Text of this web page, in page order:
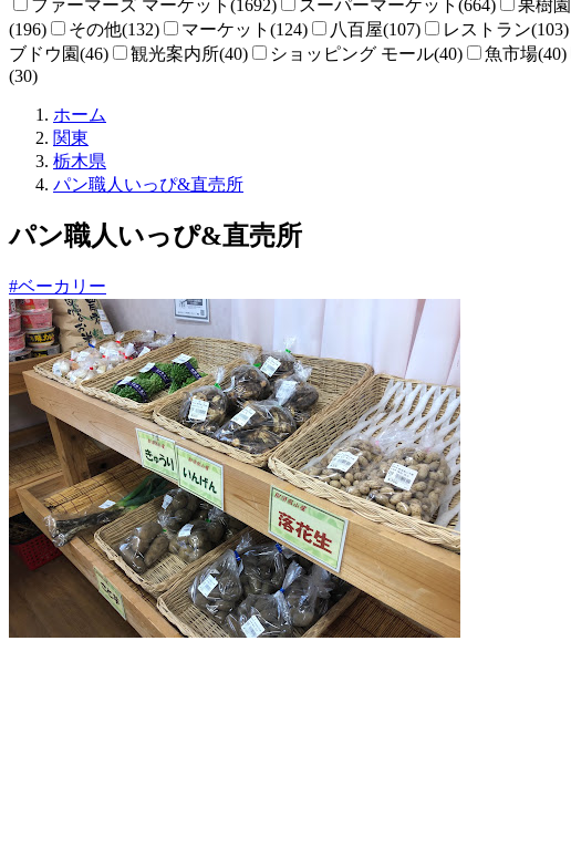
ファーマーズ マーケット(1692) スーパーマーケット(664) 果樹
(196)
その他(132) マーケット(124) 八百屋(107) レストラン(103)
ブドウ園(46)
観光案内所(40) ショッピング モール(40) 魚市場(40)
(30)
ホーム
ね
と
関東
栃木県
パン職人いっぴ&直売所
パン職人いっぴ&直売所
#ベーカリー